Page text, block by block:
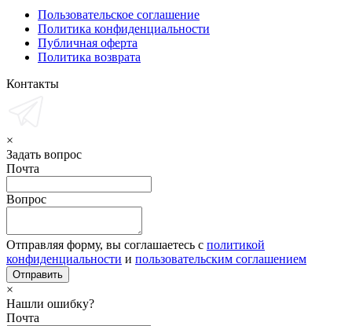
Пользовательское соглашение
Политика конфиденциальности
Публичная оферта
Политика возврата
Контакты
×
Задать вопрос
Почта
Вопрос
Отправляя форму, вы соглашаетесь с политикой
конфиденциальности и пользовательским соглашением
×
Нашли ошибку?
Почта